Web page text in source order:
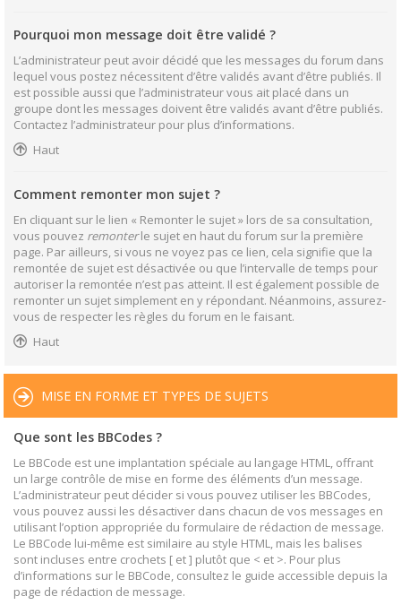
Pourquoi mon message doit être validé ?
L’administrateur peut avoir décidé que les messages du forum dans
lequel vous postez nécessitent d’être validés avant d’être publiés. Il
est possible aussi que l’administrateur vous ait placé dans un
groupe dont les messages doivent être validés avant d’être publiés.
Contactez l’administrateur pour plus d’informations.
Haut
Comment remonter mon sujet ?
En cliquant sur le lien « Remonter le sujet » lors de sa consultation,
vous pouvez remonterle sujet en haut du forum sur la première
page. Par ailleurs, si vous ne voyez pas ce lien, cela signifie que la
remontée de sujet est désactivée ou que l’intervalle de temps pour
autoriser la remontée n’est pas atteint. Il est également possible de
remonter un sujet simplement en y répondant. Néanmoins, assurez-
vous de respecter les règles du forum en le faisant.
Haut
MISE EN FORME ET TYPES DE SUJETS
Que sont les BBCodes ?
Le BBCode est une implantation spéciale au langage HTML, offrant
un large contrôle de mise en forme des éléments d’un message.
L’administrateur peut décider si vous pouvez utiliser les BBCodes,
vous pouvez aussi les désactiver dans chacun de vos messages en
utilisant l’option appropriée du formulaire de rédaction de message.
Le BBCode lui-même est similaire au style HTML, mais les balises
sont incluses entre crochets [ et ] plutôt que < et >. Pour plus
d’informations sur le BBCode, consultez le guide accessible depuis la
page de rédaction de message.